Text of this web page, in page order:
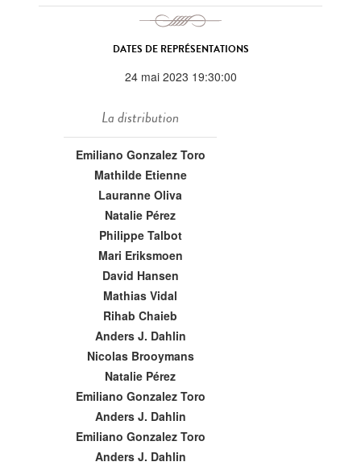
DATES DE REPRÉSENTATIONS
24 mai 2023 19:30:00
La distribution
Emiliano Gonzalez Toro
Mathilde Etienne
Lauranne Oliva
Natalie Pérez
Philippe Talbot
Mari Eriksmoen
David Hansen
Mathias Vidal
Rihab Chaieb
Anders J. Dahlin
Nicolas Brooymans
Natalie Pérez
Emiliano Gonzalez Toro
Anders J. Dahlin
Emiliano Gonzalez Toro
Anders J. Dahlin